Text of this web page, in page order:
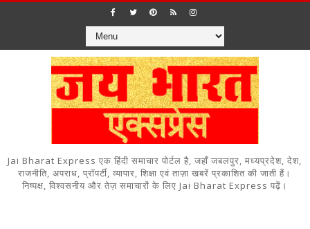
Jai Bharat Express एक हिंदी समाचार पोर्टल है, जहाँ जबलपुर, मध्यप्रदेश, देश,
राजनीति, अपराध, प्रॉपर्टी, व्यापार, शिक्षा एवं ताज़ा खबरें प्रकाशित की जाती हैं।
निष्पक्ष, विश्वसनीय और तेज़ समाचारों के लिए Jai Bharat Express पढ़ें।